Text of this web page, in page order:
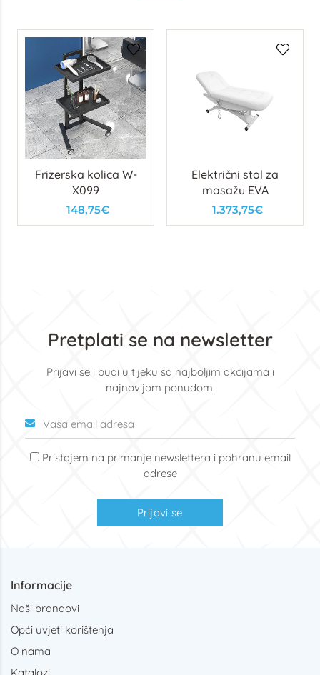
Frizerska kolica W-
X099
148,75€
Električni stol za
masažu EVA
1.373,75€
Pretplati se na newsletter
Prijavi se i budi u tijeku sa najboljim akcijama i
najnovijom ponudom.
Pristajem na primanje newslettera i pohranu email
adrese
Prijavi se
Informacije
Naši brandovi
Opći uvjeti korištenja
O nama